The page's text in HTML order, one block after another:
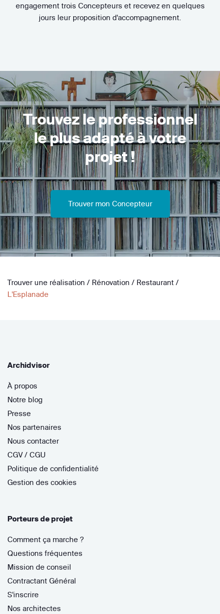
engagement trois Concepteurs et recevez en quelques
jours leur proposition d'accompagnement.
Trouvez le professionnel
le plus adapté à votre
projet !
Trouver mon Concepteur
Trouver une réalisation / Rénovation / Restaurant /
L'Esplanade
Archidvisor
À propos
Notre blog
Presse
Nos partenaires
Nous contacter
CGV / CGU
Politique de confidentialité
Gestion des cookies
Porteurs de projet
Comment ça marche ?
Questions fréquentes
Mission de conseil
Contractant Général
S'inscrire
Nos architectes